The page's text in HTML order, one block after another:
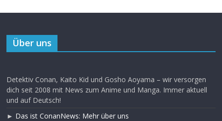
Über uns
Detektiv Conan, Kaito Kid und Gosho Aoyama – wir versorgen
dich seit 2008 mit News zum Anime und Manga. Immer aktuell
und auf Deutsch!
► Das ist ConanNews: Mehr über uns